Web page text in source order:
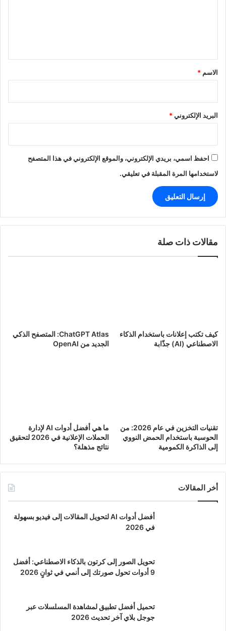
*
الاسم *
البريد الإلكتروني*
احفظ اسمي، بريدي الإلكتروني، والموقع الإلكتروني في هذا المتصفح
لاستخدامها المرة المقبلة في تعليقي.
مقالات ذات صلة
كيف تكتب إعلانات باستخدام الذكاء
الاصطناعي (AI) جذّابة
ChatGPT Atlas: المتصفح الذكي
الجديد من OpenAI
تقنيات التخزين في عام 2026: من
الحوسبة باستخدام الحمض النووي
إلى الذاكرة الكمومية
ما هي أفضل أدوات AI لإدارة
الحملات الإعلانية في 2026 لتحقيق
نتائج مذهلة؟
أخر المقالات
أفضل أدوات AI لتحويل المقالات إلى فيديو بسهولة
في 2026
تحويل الصور إلى كرتون بالذكاء الاصطناعي: أفضل
9 أدوات تحول صورتك إلى أنمي في ثوانٍ 2026
تحميل أفضل تطبيق لمشاهدة المسلسلات عبر
جوجل بلاي آخر تحديث 2026